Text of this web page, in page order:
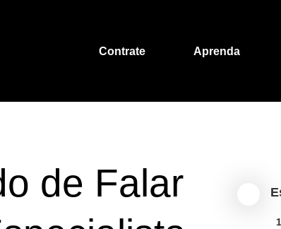
Contrate Aprenda
Falar em